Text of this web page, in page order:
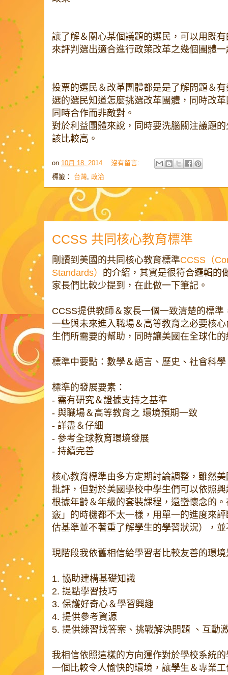
讓了解＆關心某個議題的選民，可以用既
來評判選出適合進行政策改革之幾個團體
投票的選民＆改革團體都是是了解問題＆
選的選民知道怎麼挑選改革團體，同時改
同時合作而非敵對。
對於利益團體來說，同時要洗腦關注議題
該比較高。
on 10月 18, 2014
沒有留言:
標籤： 台灣, 政治
CCSS 共同核心教育標準
剛讀到美國的共同核心教育標準CCSS（
Standards） 的介紹，其實是很符合邏輯的
家長們比較少提到，在此做一下筆記。
CCSS提供教師＆家長一個一致清楚的標
一些與未來進入職場＆高等教育之必要核
生們所需要的幫助，同時讓美國在全球化
標準中要點：數學＆語言、歷史、社會科
標準的發展要素：
- 需有研究＆證據支持之基準
- 與職場＆高等教育之 環境預期一致
- 詳盡＆仔細
- 參考全球教育環境發展
- 持續完善
核心教育標準由多方定期討論調整，雖然
批評，但對於美國學校中學生們可以依照
根據年齡＆年級的套裝課程，還蠻懷念的
竅」的時機都不太一樣，用單一的進度來
估基準並不著重了解學生的學習狀況），
現階段我依舊相信給學習者比較友善的環境
1. 協助建構基礎知識
2. 提點學習技巧
3. 保護好奇心＆學習興趣
4. 提供參考資源
5. 提供練習找答案、挑戰解決問題 、互動
我相信依照這樣的方向運作對於學校系統
一個比較令人愉快的環境，讓學生＆專業